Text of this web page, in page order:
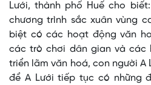
Lưới, thành phố Huế cho
chương trình sắc xuân vùng
biệt có các hoạt động văn
các trò chơi dân gian và các
triển lãm văn hoá, con người A
để A Lưới tiếp tục có những